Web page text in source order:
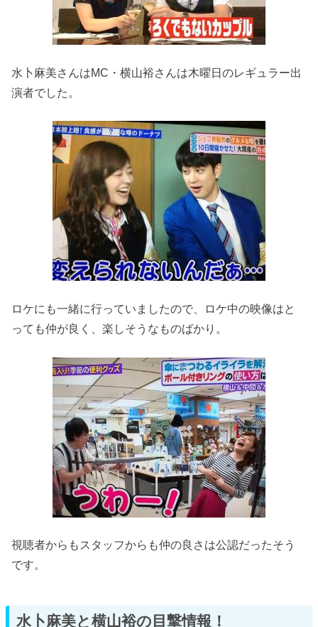
水卜麻美さんはMC・横山裕さんは木曜日のレギュラー出
演者でした。
ロケにも一緒に行っていましたので、ロケ中の映像はと
っても仲が良く、楽しそうなものばかり。
視聴者からもスタッフからも仲の良さは公認だったそう
です。
水卜麻美と横山裕の目撃情報！